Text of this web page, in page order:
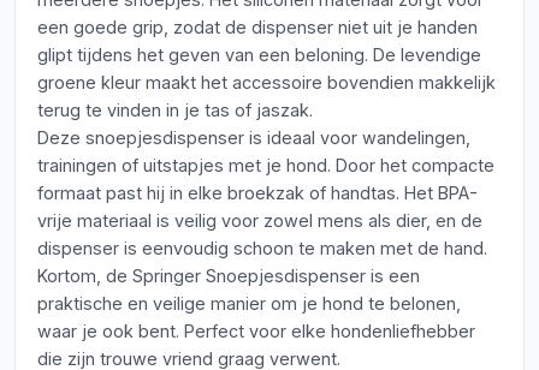
een goede grip, zodat de dispenser niet uit je handen
glipt tijdens het geven van een beloning. De levendige
groene kleur maakt het accessoire bovendien makkelijk
terug te vinden in je tas of jaszak.
Deze snoepjesdispenser is ideaal voor wandelingen,
trainingen of uitstapjes met je hond. Door het compacte
formaat past hij in elke broekzak of handtas. Het BPA-
vrije materiaal is veilig voor zowel mens als dier, en de
dispenser is eenvoudig schoon te maken met de hand.
Kortom, de Springer Snoepjesdispenser is een
praktische en veilige manier om je hond te belonen,
waar je ook bent. Perfect voor elke hondenliefhebber
die zijn trouwe vriend graag verwent.